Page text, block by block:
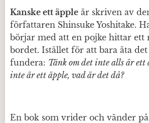
Kanske ett äpple är skriven av
författaren Shinsuke Yoshitake.
börjar med att en pojke hittar ett
bordet. Istället för att bara äta
fundera: Tänk om det inte alls är ett
inte är ett äpple, vad är det då?
En bok som vrider och vänder